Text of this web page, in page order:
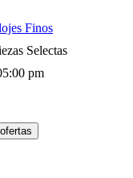
Finos
Selectas
pm